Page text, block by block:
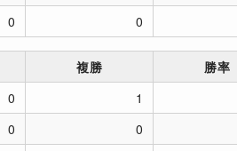
0 0
複勝
勝率
0 1
0 0